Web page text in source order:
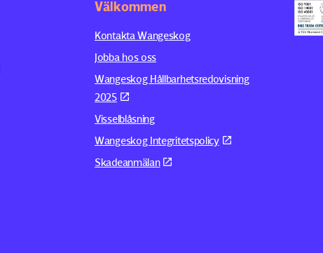
Välkommen
Kontakta Wangeskog
Jobba hos oss
Wangeskog Hållbarhetsredovisning
2025
Visselblåsning
Wangeskog Integritetspolicy
Skadeanmälan